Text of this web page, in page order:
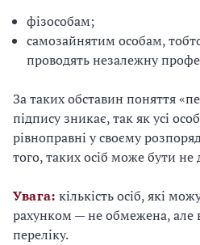
фізособам;
самозайнятим особам,
проводять незалежну
За таких обставин поняття
підпису зникає, так як усі
рівноправні у своєму
того, таких осіб може бути не
Увага: кількість осіб, які
рахунком — не обмежена, але
переліку.